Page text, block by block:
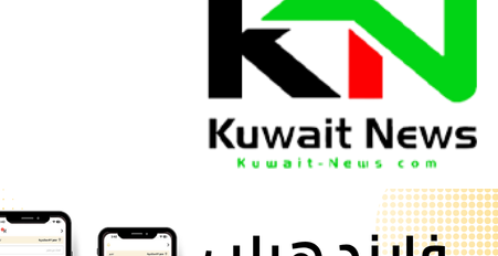
NE
News Elementor